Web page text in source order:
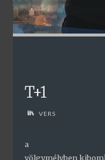
T+1
VERS
a
völgymélyben